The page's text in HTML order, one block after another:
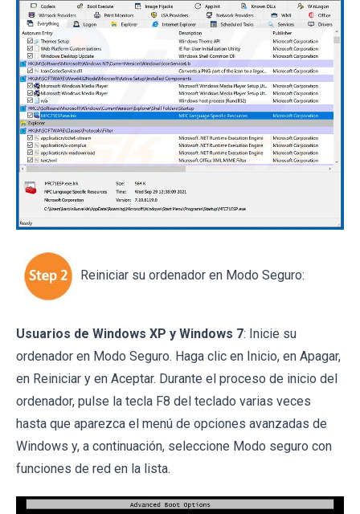
Reiniciar su ordenador en Modo Seguro:
Usuarios de Windows XP y Windows 7: Inicie su
ordenador en Modo Seguro. Haga clic en Inicio, en Apagar,
en Reiniciar y en Aceptar. Durante el proceso de inicio del
ordenador, pulse la tecla F8 del teclado varias veces
hasta que aparezca el menú de opciones avanzadas de
Windows y, a continuación, seleccione Modo seguro con
funciones de red en la lista.